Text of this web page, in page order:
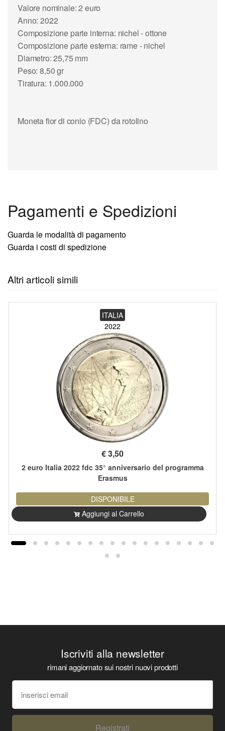
Valore nominale: 2 euro
Anno: 2022
Composizione parte interna: nichel - ottone
Composizione parte esterna: rame - nichel
Diametro: 25,75 mm
Peso: 8,50 gr
Tiratura: 1.000.000
Moneta fior di conio (FDC) da rotolino
Pagamenti e Spedizioni
Guarda le modalità di pagamento
Guarda i costi di spedizione
Altri articoli simili
ITALIA
2022
€3,50
2 euro Italia 2022 fdc 35° anniversario del programma
Erasmus
DISPONIBILE
Aggiungi al Carrello
Iscriviti alla newsletter
rimani aggiornato sui nostri nuovi prodotti
Registrati